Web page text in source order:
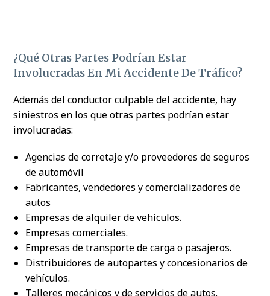
¿Qué Otras Partes Podrían Estar
Involucradas En Mi Accidente De Tráfico?
Además del conductor culpable del accidente, hay
siniestros en los que otras partes podrían estar
involucradas:
Agencias de corretaje y/o proveedores de seguros
de automóvil
Fabricantes, vendedores y comercializadores de
autos
Empresas de alquiler de vehículos.
Empresas comerciales.
Empresas de transporte de carga o pasajeros.
Distribuidores de autopartes y concesionarios de
vehículos.
Talleres mecánicos y de servicios de autos.